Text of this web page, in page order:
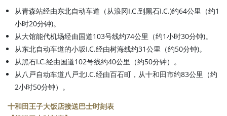
从青森站经由东北自动车道（从浪冈I.C.到黑石I.C.)约64公里（约1
小时20分钟)。
从大馆能代机场经由国道103号线约74公里（约1小时30分钟)。
从东北自动车道的小坂I.C.经由树海线约31公里（约50分钟)。
从黑石I.C.经由国道102号线约40公里（约50分钟）。
从八戸自动车道八戸北I.C.经由百石町，从十和田市约83公里（约
2小时50分钟）。
十和田王子大饭店接送巴士时刻表